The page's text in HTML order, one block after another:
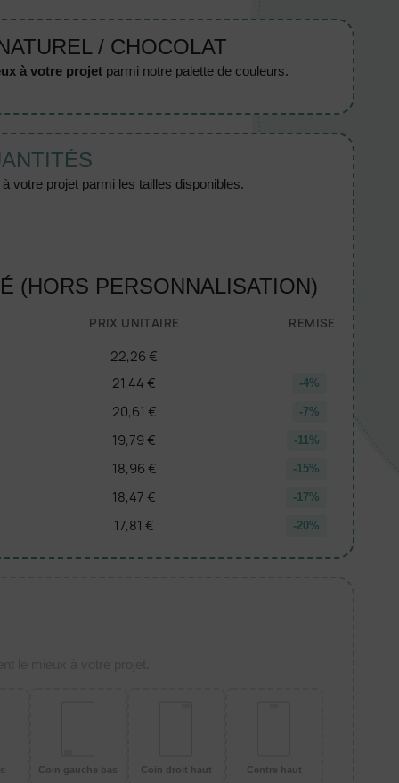
/ CHOCOLAT
à votre projetparmi notre palette de couleurs.
votre projet parmi les tailles disponibles.
(HORS PERSONNALISATION)
PRIX UNITAIRE REMISE
22,26 €
21,44 € -4%
20,61 € -7%
19,79 € -11%
18,96 € -15%
18,47 € -17%
17,81 € -20%
Coin gauche bas Coin droit haut Centre haut